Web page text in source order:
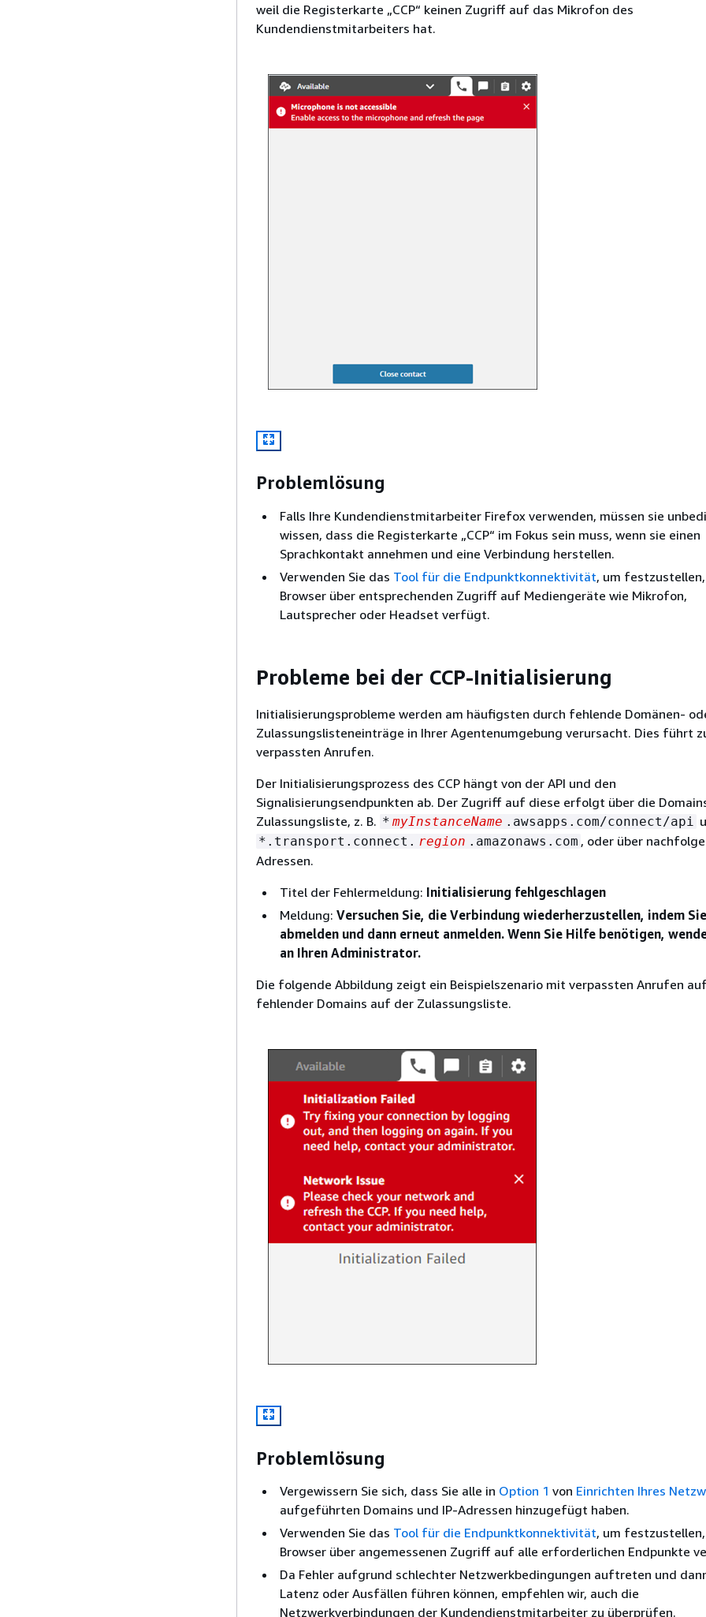
weil die Registerkarte „CCP“ keinen Zugriff auf das Mikrofon des
Kundendienstmitarbeiters hat.
Problemlösung
Falls Ihre Kundendienstmitarbeiter Firefox verwenden, müssen sie
wissen, dass die Registerkarte „CCP“ im Fokus sein muss, wenn sie einen
Sprachkontakt annehmen und eine Verbindung herstellen.
Verwenden Sie das Tool für die Endpunktkonnektivität, um
Browser über entsprechenden Zugriff auf Mediengeräte wie Mikrofon,
Lautsprecher oder Headset verfügt.
Probleme bei der CCP-Initialisierung
Initialisierungsprobleme werden am häufigsten durch fehlende Domänen-
Zulassungslisteneinträge in Ihrer Agentenumgebung verursacht. Dies führt
verpassten Anrufen.
Der Initialisierungsprozess des CCP hängt von der API und den
Signalisierungsendpunkten ab. Der Zugriff auf diese erfolgt über die
Zulassungsliste, z. B. * myInstanceName .awsapps.com/connect/api
*.transport.connect. region .amazonaws.com , oder über
Adressen.
Titel der Fehlermeldung: Initialisierung fehlgeschlagen
Meldung: Versuchen Sie, die Verbindung wiederherzustellen, indem
abmelden und dann erneut anmelden. Wenn Sie Hilfe benötigen,
an Ihren Administrator.
Die folgende Abbildung zeigt ein Beispielszenario mit verpassten Anrufen
fehlender Domains auf der Zulassungsliste.
Problemlösung
Vergewissern Sie sich, dass Sie alle in Option 1 von Einrichten Ihres
aufgeführten Domains und IP-Adressen hinzugefügt haben.
Verwenden Sie das Tool für die Endpunktkonnektivität, um
Browser über angemessenen Zugriff auf alle erforderlichen Endpunkte
Da Fehler aufgrund schlechter Netzwerkbedingungen auftreten und
Latenz oder Ausfällen führen können, empfehlen wir, auch die
Netzwerkverbindungen der Kundendienstmitarbeiter zu überprüfen.